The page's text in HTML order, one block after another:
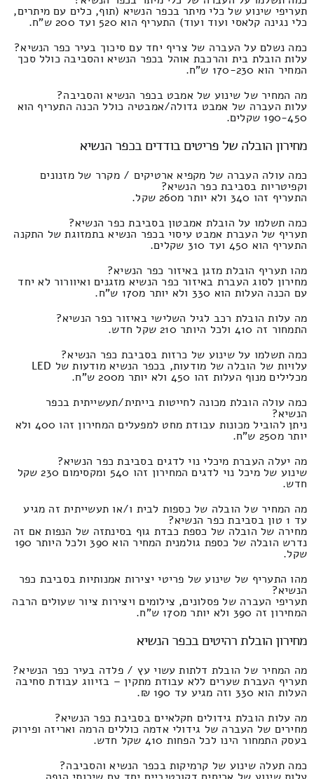
תעריפי שינוע של כלי מיתר בכפר הנשיא (תוף, כלים עם מיתרים,
כלי נגינה קלאסי ועוד ועוד) התעריף הוא 520 ועד 200 ש"ח.
כמה נשלם על העברה של צריף יחד עם סיכוך בעיר כפר הנשיא?
עלות הובלת בית והרכבת אוהל בכפר הנשיא והסביבה כולל סכך
המחיר הוא 170-230 ש"ח.
מה המחיר של שינוע של אמבט בכפר הנשיא והסביבה?
עלות העברה של אמבט גדולה/אמבטיה כולל הכנה התעריף הוא
190-450 שקלים.
מחירון הובלה של פריטים בודדים בכפר הנשיא
כמה עולה העברה של מקפיא ארטיקים / מקרר של מזנונים
וקפיטריות בסביבת כפר הנשיא?
התעריף זהו 340 ולא יותר מ260 שקל.
כמה תשלמו על הובלת אמבטון בסביבת כפר הנשיא?
תעריף של העברת אמבט עיסוי בכפר הנשיא בתמזוגת של התקנה
התעריף הוא 450 ועד 310 שקלים.
מהו תעריף הובלת מזגן באיזור כפר הנשיא?
מחירון לסוג העברת באיזור כפר הנשיא מזגנים ואיוורור לא יחד
עם הכנה העלות הוא 330 ולא יותר מ170 ש"ח.
מה עלות הובלת רכב לגיל השלישי באיזור כפר הנשיא?
התמחור זה 410 ולכל היותר 210 שקל חדש.
כמה תשלמו על שינוע של כרזות בסביבת כפר הנשיא?
עלויות של הובלה של מודעות, בכפר הנשיא מודעות של LED
מכלילים מנוף העלות זהו 450 ולא יותר מ200 ש"ח.
כמה עולה הובלת מכונה לחייטות בייתית/תעשייתית בכפר
הנשיא?
ניתן להוביל מכונות עבודת מחט למפעלים המחירון זהו 400 ולא
יותר מ250 ש"ח.
מה יעלה העברת מיכלי נוי לדגים בסביבת כפר הנשיא?
שינוע של מיכל נוי לדגים המחירון זהו 540 ומקסימום 230 שקל
חדש.
מה המחיר של הובלה של כספות לבית ו/או תעשייתית זה מגיע
עד 1 טון בסביבת כפר הנשיא?
מחירה של הובלה של כספת כבדת גוף בסינתזה של הנפות אם זה
נדרש הובלה של כספת גולמנית המחיר הוא 390 ולכל היותר 190
שקל.
מהו התעריף של שינוע של פריטי יצירות אמנותיות בסביבת כפר
הנשיא?
תעריפי העברה של פסלונים, צילומים ויצירות ציור שעולים הרבה
המחירון זה 390 ולא יותר מ170 ש"ח.
מחירון הובלת רהיטים בכפר הנשיא
מה המחיר של הובלת דלתות עשוי עץ / פלדה בעיר כפר הנשיא?
תעריף העברת שערים ללא עבודת מתקין – בזיווג עבודת סחיבה
העלות הוא 330 וזה מגיע עד 190 ₪.
מה עלות הובלת גידולים חקלאיים בסביבת כפר הנשיא?
מחירים של העברה של גידולי אדמה כוללים הרמה ואריזה ופירוק
בעסק התמחור הינו לכל הפחות 410 שקל חדש.
כמה תעלה שינוע של קרמיקות בכפר הנשיא והסביבה?